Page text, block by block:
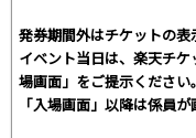
発券期間外はチケットの表
イベント当日は、楽天チ
場画面」をご提示ください。
「入場画面」以降は係員